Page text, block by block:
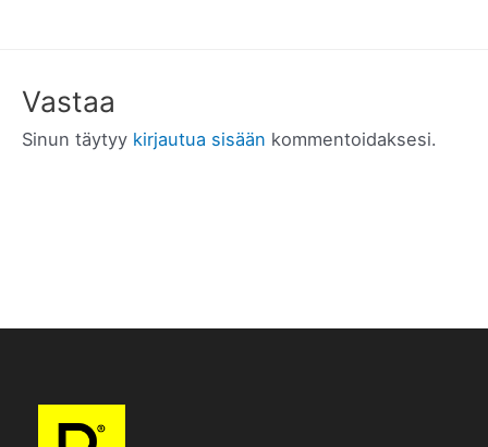
Vastaa
Sinun täytyy kirjautua sisään kommentoidaksesi.